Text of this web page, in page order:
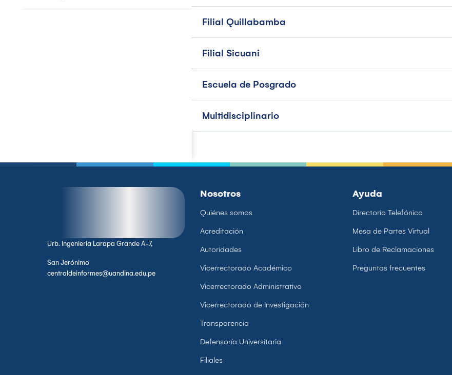
Filial Quillabamba
Filial Sicuani
Escuela de Posgrado
Multidisciplinario
Urb. Ingenieria Larapa Grande A-7,
San Jerónimo
centraldeinformes@uandina.edu.pe
Nosotros
Quiénes somos
Acreditación
Autoridades
Vicerrectorado Académico
Vicerrectorado Administrativo
Vicerrectorado de Investigación
Transparencia
Defensoría Universitaria
Filiales
Ayuda
Directorio Telefónico
Mesa de Partes Virtual
Libro de Reclamaciones
Preguntas frecuentes